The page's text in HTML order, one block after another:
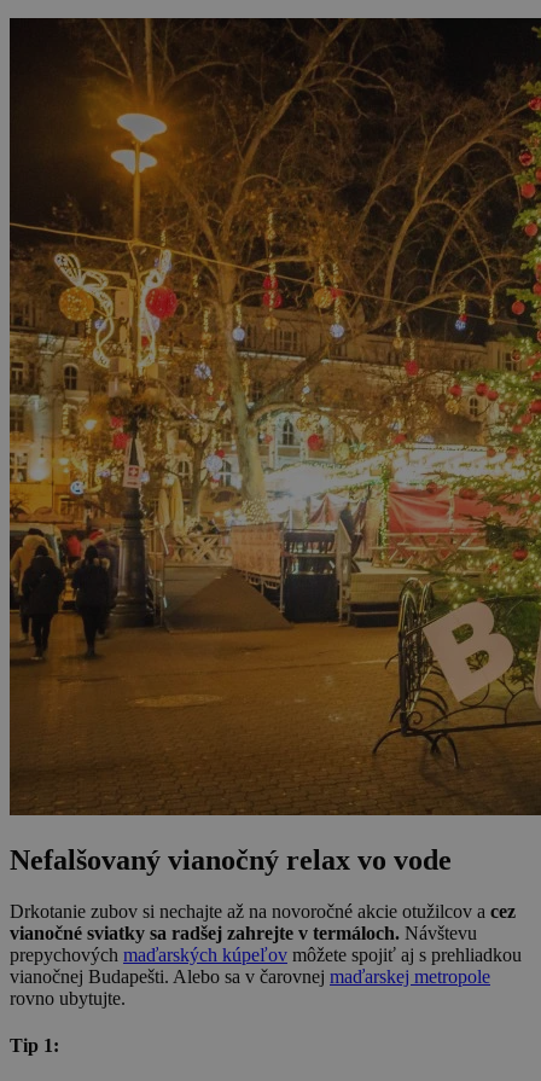
Nefalšovaný vianočný relax vo vode
Drkotanie zubov si nechajte až na novoročné akcie otužilcov a cez
vianočné sviatky sa radšej zahrejte v termáloch. Návštevu
prepychových maďarských kúpeľov môžete spojiť aj s prehliadkou
vianočnej Budapešti. Alebo sa v čarovnej maďarskej metropole
rovno ubytujte.
Tip 1: